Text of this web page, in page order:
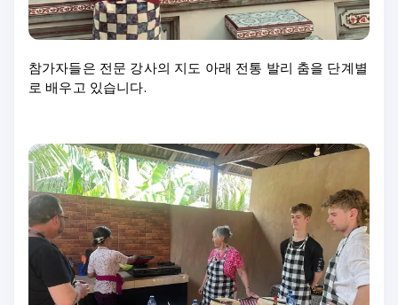
참가자들은 전문 강사의 지도 아래 전통 발리 춤을 단계별
로 배우고 있습니다.